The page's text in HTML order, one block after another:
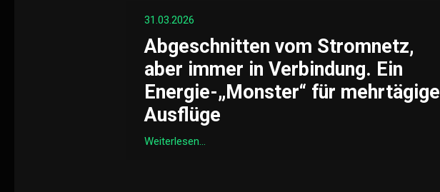
31.03.2026
Abgeschnitten vom Stromnetz,
aber immer in Verbindung. Ein
Energie-„Monster“ für mehrtägige
Ausflüge
Weiterlesen...